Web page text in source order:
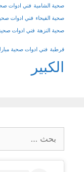
صحية الشامية فني ادوات
صحية الفيحاء فني ادوات
صحية النزهة فني ادوات
قرطبة فني ادوات صحية
الكبير
عن: